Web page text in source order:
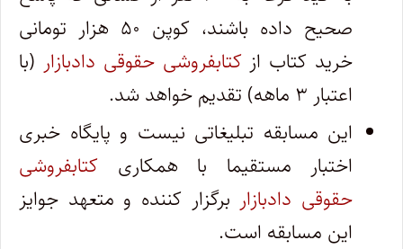
صحیح داده باشند، کوپن ۵۰ هزار تومانی
خرید کتاب ازکتابفروشی حقوقی دادبازار (با
اعتبار ۳ ماهه) تقدیم خواهد شد.
این مسابقه تبلیغاتی نیست و پایگاه خبری
اختبار مستقیما با همکاری کتابفروشی
حقوقی دادبازار برگزار کننده و متعهد جوایز
این مسابقه است.